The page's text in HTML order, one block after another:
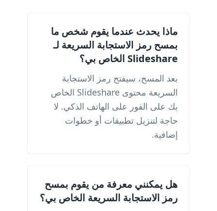
ماذا يحدث عندما يقوم شخص ما
بمسح رمز الاستجابة السريعة لـ
Slideshare الخاص بي؟
بعد المسح، سيفتح رمز الاستجابة
السريعة محتوى Slideshare الخاص
بك على الفور على الهاتف الذكي. لا
حاجة لتنزيل تطبيقات أو خطوات
إضافية.
هل يمكنني معرفة من يقوم بمسح
رمز الاستجابة السريعة الخاص بي؟